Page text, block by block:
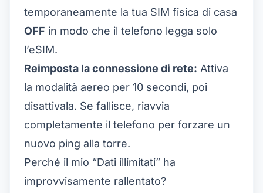
temporaneamente la tua SIM fisica di casa
OFF in modo che il telefono legga solo
l’eSIM.
Reimposta la connessione di rete: Attiva
la modalità aereo per 10 secondi, poi
disattivala. Se fallisce, riavvia
completamente il telefono per forzare un
nuovo ping alla torre.
Perché il mio “Dati illimitati” ha
improvvisamente rallentato?